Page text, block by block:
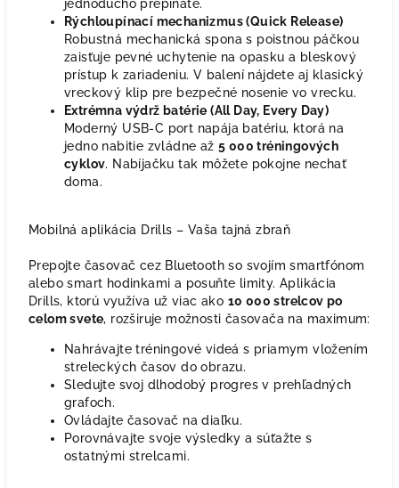
jednoducho prepínate.
Rýchloupínací mechanizmus (Quick Release)
Robustná mechanická spona s poistnou páčkou
zaisťuje pevné uchytenie na opasku a bleskový
prístup k zariadeniu. V balení nájdete aj klasický
vreckový klip pre bezpečné nosenie vo vrecku.
Extrémna výdrž batérie (All Day, Every Day)
Moderný USB-C port napája batériu, ktorá na
jedno nabitie zvládne až 5 000 tréningových
cyklov. Nabíjačku tak môžete pokojne nechať
doma.
Mobilná aplikácia Drills – Vaša tajná zbraň
Prepojte časovač cez Bluetooth so svojím smartfónom
alebo smart hodinkami a posuňte limity. Aplikácia
Drills, ktorú využíva už viac ako 10 000 strelcov po
celom svete, rozširuje možnosti časovača na maximum:
Nahrávajte tréningové videá s priamym vložením
streleckých časov do obrazu.
Sledujte svoj dlhodobý progres v prehľadných
grafoch.
Ovládajte časovač na diaľku.
Porovnávajte svoje výsledky a súťažte s
ostatnými strelcami.